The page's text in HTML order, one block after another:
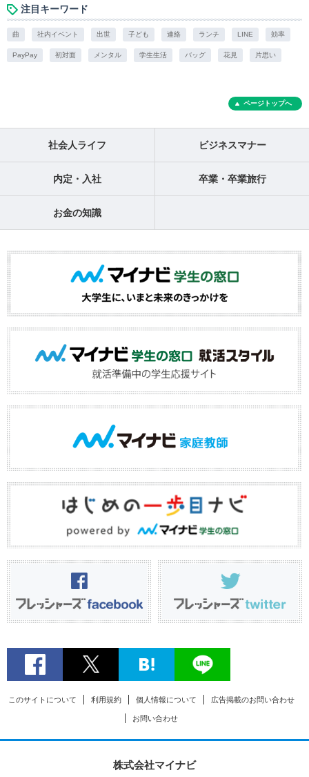
注目キーワード
曲 社内イベント 出世 子ども 連絡 ランチ LINE 効率
PayPay 初対面 メンタル 学生生活 バッグ 花見 片思い
ページトップへ
社会人ライフ ビジネスマナー
内定・入社 卒業・卒業旅行
お金の知識
このサイトについて 利用規約 個人情報について 広告掲載のお問い合わせ
お問い合わせ
株式会社マイナビ